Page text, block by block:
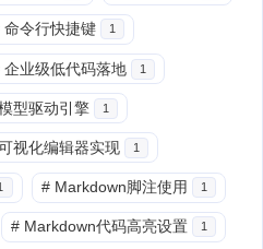
命令行快捷键 1
企业级低代码落地 1
型驱动引擎 1
视化编辑器实现 1
# Markdown脚注使用 1
# Markdown代码高亮设置 1